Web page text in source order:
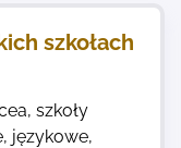
szkołach
szkoły
językowe,